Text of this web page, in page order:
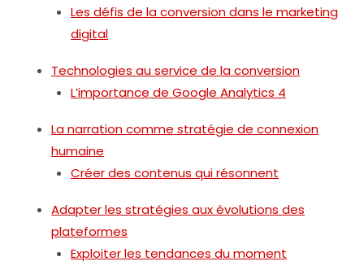
Les défis de la conversion dans le marketing
digital
Technologies au service de la conversion
L’importance de Google Analytics 4
La narration comme stratégie de connexion
humaine
Créer des contenus qui résonnent
Adapter les stratégies aux évolutions des
plateformes
Exploiter les tendances du moment